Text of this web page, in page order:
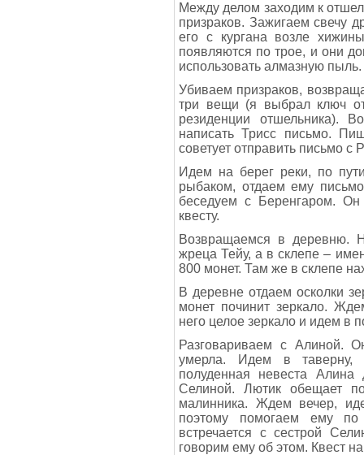
Между делом заходим к
призраков. Зажигаем свечу
его с кургана возле
появляются по трое, и они
использовать алмазную пыль.
Убиваем призраков,
три вещи (я выбрал ключ
резиденции отшельника).
написать Трисс письмо.
советует отправить письмо с
Идем на берег реки, по
рыбаком, отдаем ему
беседуем с Беренгаром.
квесту.
Возвращаемся в деревню.
жреца Тейу, а в склепе –
800 монет. Там же в склепе
В деревне отдаем осколки
монет починит зеркало.
него целое зеркало и идем в
Разговариваем с Алиной.
умерла. Идем в таверну,
полуденная невеста Алина
Селиной. Лютик обещает
малинника. Ждем вечер,
поэтому помогаем ему
встречается с сестрой
говорим ему об этом. Квест